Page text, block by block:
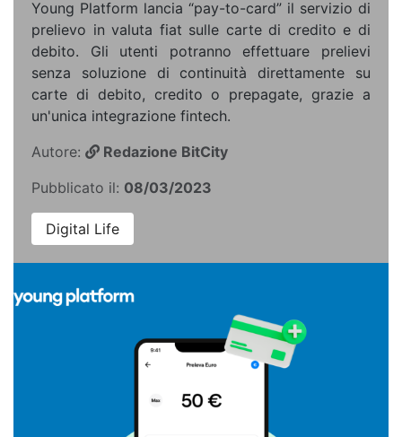
Young Platform lancia “pay-to-card” il servizio di
prelievo in valuta fiat sulle carte di credito e di
debito. Gli utenti potranno effettuare prelievi
senza soluzione di continuità direttamente su
carte di debito, credito o prepagate, grazie a
un'unica integrazione fintech.
Autore:
Redazione BitCity
Pubblicato il: 08/03/2023
Digital Life